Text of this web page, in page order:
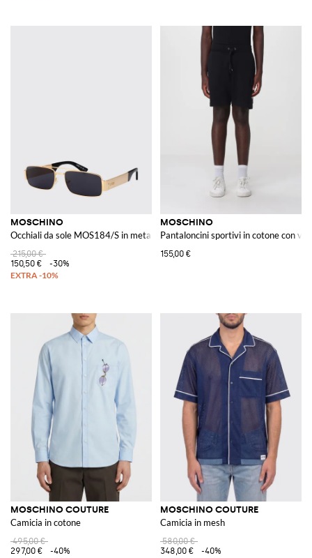
MOSCHINO
Occhiali da sole MOS184/S in metallo ed acetato
215,00 €
150,50 €
-30%
MOSCHINO
Pantaloncini sportivi in cotone con
155,00 €
MOSCHINO COUTURE
Camicia in cotone
495,00 €
297,00 €
-40%
MOSCHINO COUTURE
Camicia in mesh
580,00 €
348,00 €
-40%